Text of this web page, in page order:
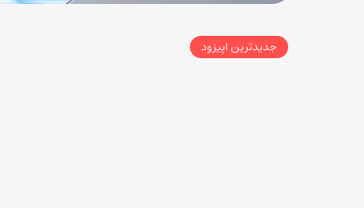
جدیدترین اپیزود